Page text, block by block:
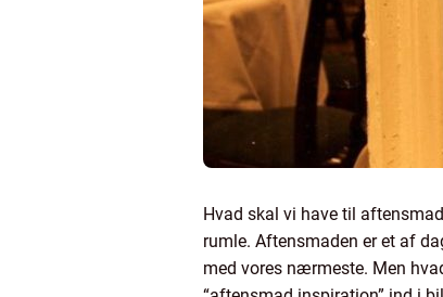
Hvad skal vi have til
rumle. Aftensmaden er et af
med vores nærmeste. Men